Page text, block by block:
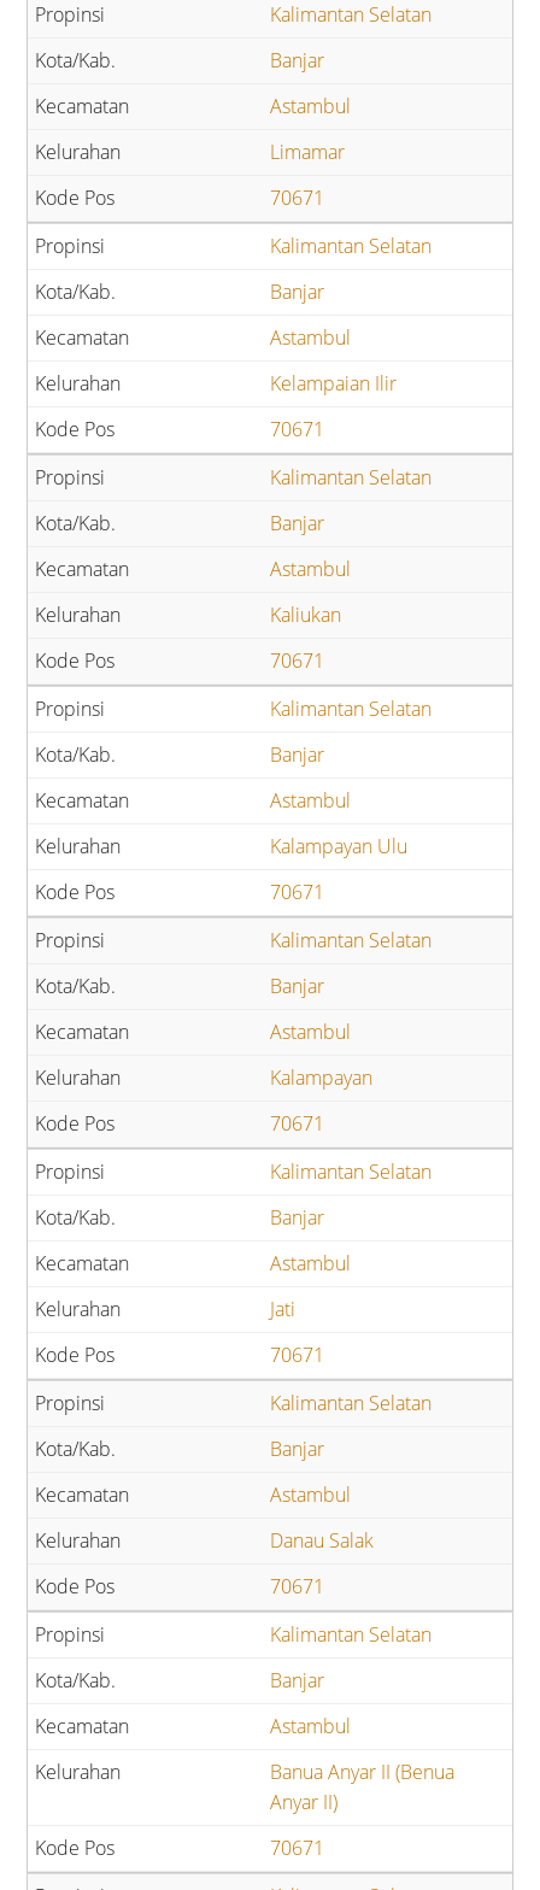
Kalimantan Selatan
Banjar
Astambul
Limamar
70671
Kalimantan Selatan
Banjar
Astambul
Kelampaian Ilir
70671
Kalimantan Selatan
Banjar
Astambul
Kaliukan
70671
Kalimantan Selatan
Banjar
Astambul
Kalampayan Ulu
70671
Kalimantan Selatan
Banjar
Astambul
Kalampayan
70671
Kalimantan Selatan
Banjar
Astambul
Jati
70671
Kalimantan Selatan
Banjar
Astambul
Danau Salak
70671
Kalimantan Selatan
Banjar
Astambul
Banua Anyar II (Benua
Anyar II)
70671